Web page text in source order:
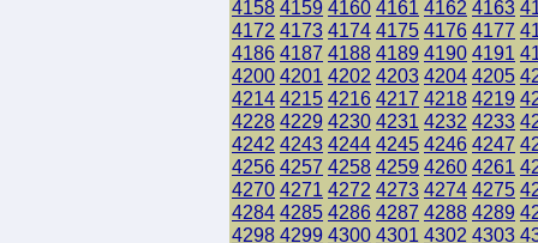
4158 4159 4160 4161 4162 4163
4172 4173 4174 4175 4176 4177
4186 4187 4188 4189 4190 4191
4200 4201 4202 4203 4204 4205
4214 4215 4216 4217 4218 4219
4228 4229 4230 4231 4232 4233
4242 4243 4244 4245 4246 4247
4256 4257 4258 4259 4260 4261
4270 4271 4272 4273 4274 4275
4284 4285 4286 4287 4288 4289
4298 4299 4300 4301 4302 4303